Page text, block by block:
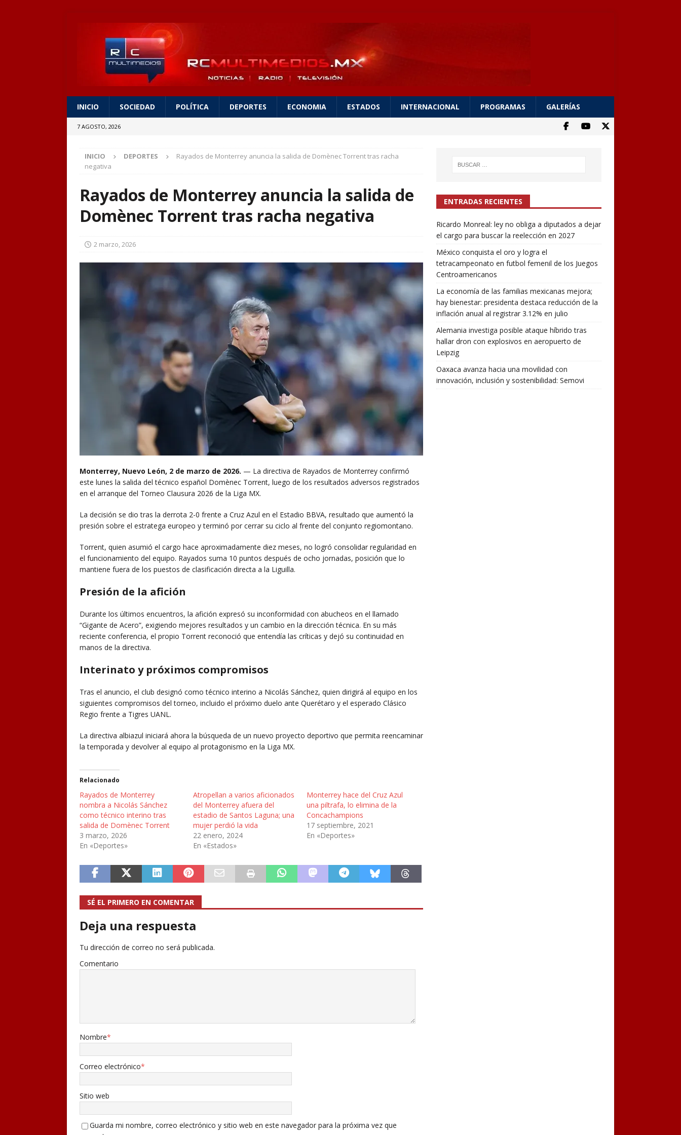
INICIO SOCIEDAD POLÍTICA DEPORTES ECONOMIA ESTADOS INTERNACIONAL PROGRAMAS GALERÍAS
7 AGOSTO, 2026
INICIO DEPORTES
Rayados de Monterrey anuncia la salida de Domènec Torrent tras racha
negativa
Rayados de Monterrey anuncia la salida de
Domènec Torrent tras racha negativa
2 marzo, 2026
Monterrey, Nuevo León, 2 de marzo de 2026. — La directiva de Rayados de Monterrey confirmó
este lunes la salida del técnico español Domènec Torrent, luego de los resultados adversos registrados
en el arranque del Torneo Clausura 2026 de la Liga MX.
La decisión se dio tras la derrota 2-0 frente a Cruz Azul en el Estadio BBVA, resultado que aumentó la
presión sobre el estratega europeo y terminó por cerrar su ciclo al frente del conjunto regiomontano.
Torrent, quien asumió el cargo hace aproximadamente diez meses, no logró consolidar regularidad en
el funcionamiento del equipo. Rayados suma 10 puntos después de ocho jornadas, posición que lo
mantiene fuera de los puestos de clasificación directa a la Liguilla.
Presión de la afición
Durante los últimos encuentros, la afición expresó su inconformidad con abucheos en el llamado
“Gigante de Acero”, exigiendo mejores resultados y un cambio en la dirección técnica. En su más
reciente conferencia, el propio Torrent reconoció que entendía las críticas y dejó su continuidad en
manos de la directiva.
Interinato y próximos compromisos
Tras el anuncio, el club designó como técnico interino a Nicolás Sánchez, quien dirigirá al equipo en los
siguientes compromisos del torneo, incluido el próximo duelo ante Querétaro y el esperado Clásico
Regio frente a Tigres UANL.
La directiva albiazul iniciará ahora la búsqueda de un nuevo proyecto deportivo que permita reencaminar
la temporada y devolver al equipo al protagonismo en la Liga MX.
Relacionado
Rayados de Monterrey
nombra a Nicolás Sánchez
como técnico interino tras
salida de Domènec Torrent
3 marzo, 2026
En «Deportes»
Atropellan a varios aficionados
del Monterrey afuera del
estadio de Santos Laguna; una
mujer perdió la vida
22 enero, 2024
En «Estados»
Monterrey hace del Cruz Azul
una piltrafa, lo elimina de la
Concachampions
17 septiembre, 2021
En «Deportes»
SÉ EL PRIMERO EN COMENTAR
Deja una respuesta
Tu dirección de correo no será publicada.
Comentario
Nombre*
Correo electrónico*
Sitio web
Guarda mi nombre, correo electrónico y sitio web en este navegador para la próxima vez que
ENTRADAS RECIENTES
Ricardo Monreal: ley no obliga a diputados a dejar
el cargo para buscar la reelección en 2027
México conquista el oro y logra el
tetracampeonato en futbol femenil de los Juegos
Centroamericanos
La economía de las familias mexicanas mejora;
hay bienestar: presidenta destaca reducción de la
inflación anual al registrar 3.12% en julio
Alemania investiga posible ataque híbrido tras
hallar dron con explosivos en aeropuerto de
Leipzig
Oaxaca avanza hacia una movilidad con
innovación, inclusión y sostenibilidad: Semovi